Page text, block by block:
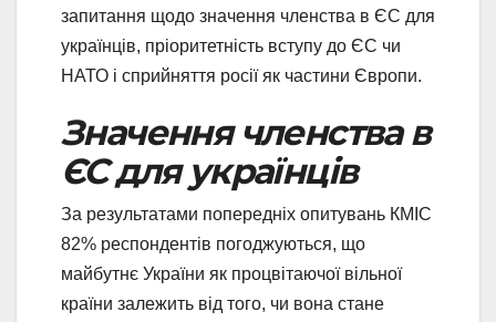
запитання щодо значення членства в ЄС для
українців, пріоритетність вступу до ЄС чи
НАТО і сприйняття росії як частини Європи.
Значення членства в
ЄС для українців
За результатами попередніх опитувань КМІС
82% респондентів погоджуються, що
майбутнє України як процвітаючої вільної
країни залежить від того, чи вона стане